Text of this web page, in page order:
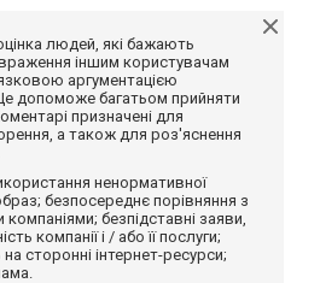
людей, які бажають
іншим користувачам
аргументацією
допоможе багатьом прийняти
призначені для
а також для роз'яснення
ненормативної
безпосереднє порівняння з
безпідставні заяви,
компанії і / або її послуги;
сторонні інтернет-ресурси;